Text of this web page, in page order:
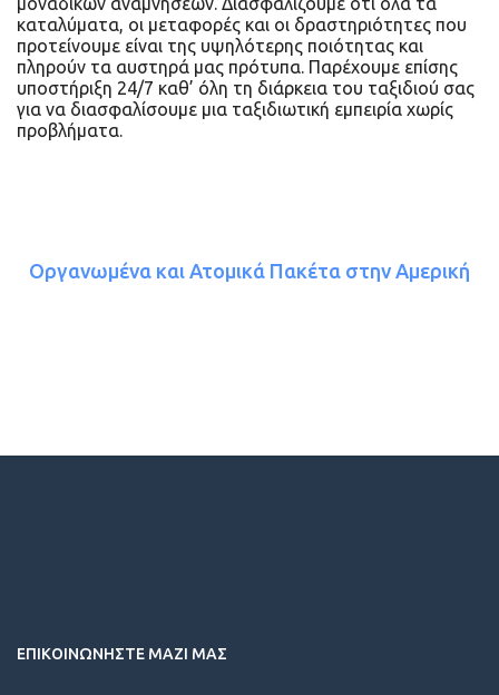
καταλύματα, οι μεταφορές και οι δραστηριότητες που
προτείνουμε είναι της υψηλότερης ποιότητας και
πληρούν τα αυστηρά μας πρότυπα. Παρέχουμε επίσης
υποστήριξη 24/7 καθ’ όλη τη διάρκεια του ταξιδιού σας
για να διασφαλίσουμε μια ταξιδιωτική εμπειρία χωρίς
προβλήματα.
Οργανωμένα και Ατομικά Πακέτα στην Αμερική
ΕΠΙΚΟΙΝΩΝΗΣΤΕ ΜΑΖΙ ΜΑΣ